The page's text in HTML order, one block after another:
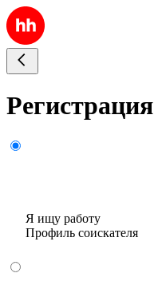
Регистрация
Я ищу работу
Профиль соискателя